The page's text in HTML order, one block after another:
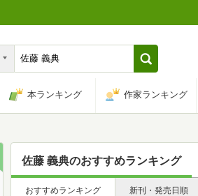
本ランキング 作家ランキング
佐藤 義典のおすすめランキング
おすすめランキング 新刊・発売日順